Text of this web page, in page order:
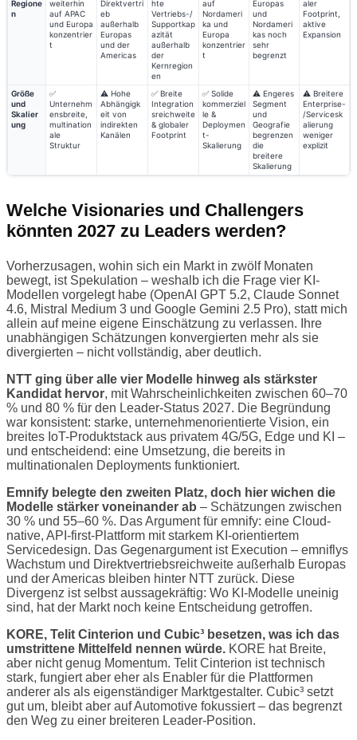
Regione
n
weiterhin
auf APAC
und Europa
konzentrier
t
Direktvertri
eb
außerhalb
Europas
und der
Americas
hte
Vertriebs-/
Supportkap
azität
außerhalb
der
Kernregion
en
auf
Nordameri
ka und
Europa
konzentrier
t
Europas
und
Nordameri
kas noch
sehr
begrenzt
aler
Footprint,
aktive
Expansion
Größe
und
Skalier
ung
✅
Unternehm
ensbreite,
multination
ale
Struktur
⚠️ Hohe
Abhängigk
eit von
indirekten
Kanälen
✅ Breite
Integration
sreichweite
& globaler
Footprint
✅ Solide
kommerziel
le &
Deploymen
t-
Skalierung
⚠️ Engeres
Segment
und
Geografie
begrenzen
die
breitere
Skalierung
⚠️ Breitere
Enterprise-
/Servicesk
alierung
weniger
explizit
Welche Visionaries und Challengers
könnten 2027 zu Leaders werden?
Vorherzusagen, wohin sich ein Markt in zwölf Monaten
bewegt, ist Spekulation – weshalb ich die Frage vier KI-
Modellen vorgelegt habe (OpenAI GPT 5.2, Claude Sonnet
4.6, Mistral Medium 3 und Google Gemini 2.5 Pro), statt mich
allein auf meine eigene Einschätzung zu verlassen. Ihre
unabhängigen Schätzungen konvergierten mehr als sie
divergierten – nicht vollständig, aber deutlich.
NTT ging über alle vier Modelle hinweg als stärkster
Kandidat hervor, mit Wahrscheinlichkeiten zwischen 60–70
% und 80 % für den Leader-Status 2027. Die Begründung
war konsistent: starke, unternehmenorientierte Vision, ein
breites IoT-Produktstack aus privatem 4G/5G, Edge und KI –
und entscheidend: eine Umsetzung, die bereits in
multinationalen Deployments funktioniert.
Emnify belegte den zweiten Platz, doch hier wichen die
Modelle stärker voneinander ab – Schätzungen zwischen
30 % und 55–60 %. Das Argument für emnify: eine Cloud-
native, API-first-Plattform mit starkem KI-orientiertem
Servicedesign. Das Gegenargument ist Execution – emniflys
Wachstum und Direktvertriebsreichweite außerhalb Europas
und der Americas bleiben hinter NTT zurück. Diese
Divergenz ist selbst aussagekräftig: Wo KI-Modelle uneinig
sind, hat der Markt noch keine Entscheidung getroffen.
KORE, Telit Cinterion und Cubic³ besetzen, was ich das
umstrittene Mittelfeld nennen würde. KORE hat Breite,
aber nicht genug Momentum. Telit Cinterion ist technisch
stark, fungiert aber eher als Enabler für die Plattformen
anderer als als eigenständiger Marktgestalter. Cubic³ setzt
gut um, bleibt aber auf Automotive fokussiert – das begrenzt
den Weg zu einer breiteren Leader-Position.